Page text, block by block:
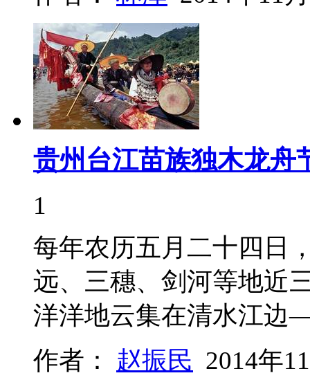
贵州台江苗族独木龙舟
1
每年农历五月二十四日
远、三穗、剑河等地近
洋洋地云集在清水江
作者： 赵振民 2014年